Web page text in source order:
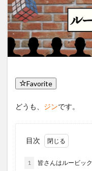
Favorite
どうも、 ジンです。
目次
1 皆さんはルービッ